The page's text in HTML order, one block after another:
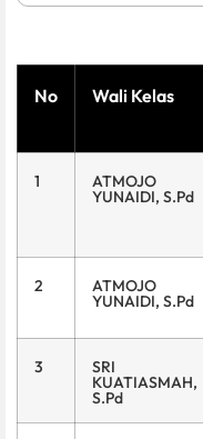
No Wali Kelas
1 ATMOJO
YUNAIDI, S.Pd
2 ATMOJO
YUNAIDI, S.Pd
3 SRI
KUATIASMAH,
S.Pd